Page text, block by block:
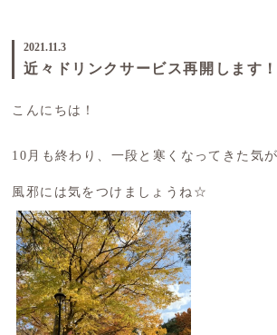
2021.11.3
近々ドリンクサービス再開します！
こんにちは！
10月も終わり、一段と寒くなってきた気が
風邪には気をつけましょうね☆